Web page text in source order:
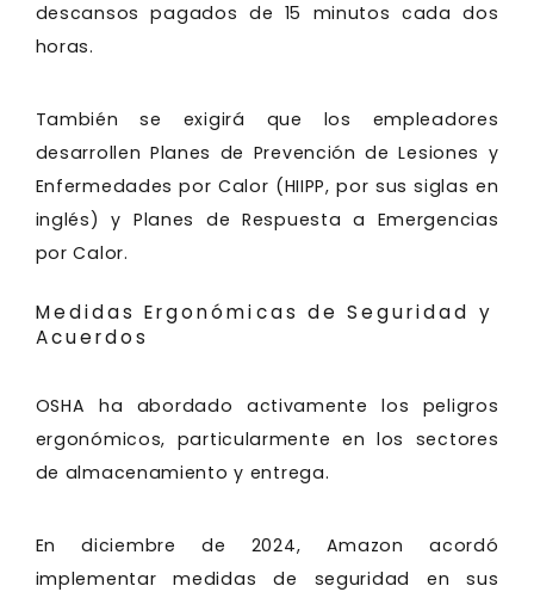
descansos pagados de 15 minutos cada dos
horas.
También se exigirá que los empleadores
desarrollen Planes de Prevención de Lesiones y
Enfermedades por Calor (HIIPP, por sus siglas en
inglés) y Planes de Respuesta a Emergencias
por Calor.
Medidas Ergonómicas de Seguridad y
Acuerdos
OSHA ha abordado activamente los peligros
ergonómicos, particularmente en los sectores
de almacenamiento y entrega.
En diciembre de 2024, Amazon acordó
implementar medidas de seguridad en sus